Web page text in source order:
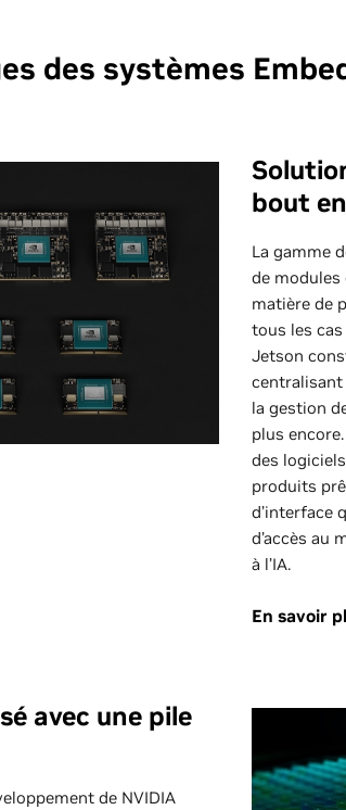
des systèmes
bout
La gamme
de modules
matière de
tous les
Jetson
centralisant
la gestion
plus
des
produits
d’interface
d’accès au
à l’IA.
En savoir
avec une pile
de NVIDIA